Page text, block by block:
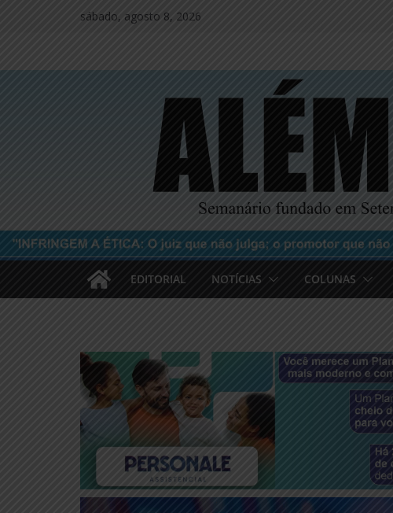
sábado, agosto 8, 2026
EDITORIAL NOTÍCIAS COLUNAS